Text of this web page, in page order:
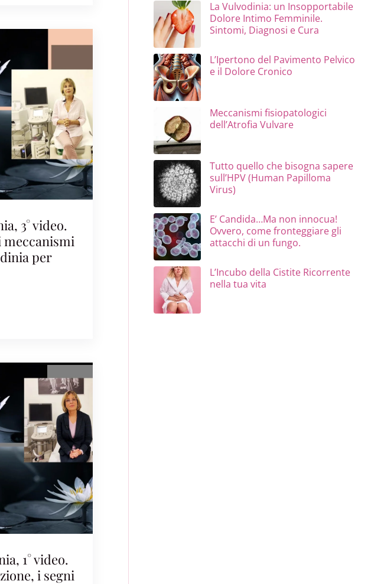
E AFFRONTARE INSIEME IL DOLORE
3° video.
per
3° VIDEO. ENTRIAMO INSIEME NEI MECCANISMI COMPLESSI DELLA
1° video.
i segni
La Vulvodinia: un Insopportabile
Dolore Intimo Femminile.
Sintomi, Diagnosi e Cura
L’Ipertono del Pavimento Pelvico
e il Dolore Cronico
Meccanismi fisiopatologici
dell’Atrofia Vulvare
Tutto quello che bisogna sapere
sull’HPV (Human Papilloma
Virus)
E’ Candida…Ma non innocua!
Ovvero, come fronteggiare gli
attacchi di un fungo.
L’Incubo della Cistite Ricorrente
nella tua vita